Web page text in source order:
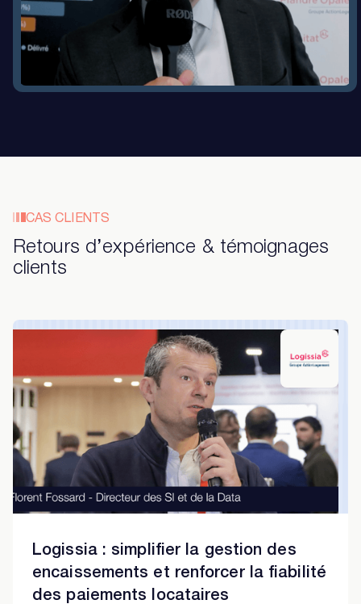
CAS CLIENTS
Retours d’expérience & témoignages
clients
Logissia : simplifier la gestion des
encaissements et renforcer la fiabilité
des paiements locataires